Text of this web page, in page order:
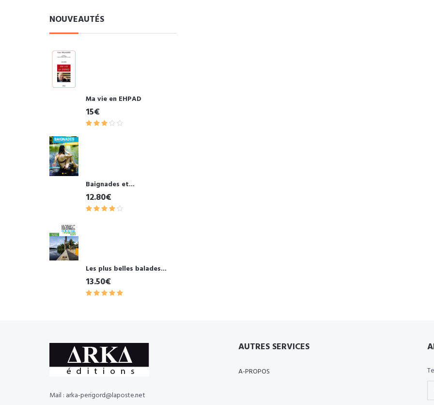
NOUVEAUTÉS
Ma vie en EHPAD
15€
Baignades et...
12.80€
Les plus belles balades...
13.50€
Mail : arka-perigord@laposte.net
AUTRES SERVICES
A-PROPOS